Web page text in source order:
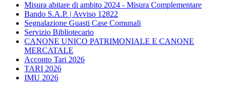
Misura abitare di ambito 2024 - Misura Complementare
Bando S.A.P. | Avviso 12822
Segnalazione Guasti Case Comunali
Servizio Bibliotecario
CANONE UNICO PATRIMONIALE E CANONE
MERCATALE
Acconto Tari 2026
TARI 2026
IMU 2026